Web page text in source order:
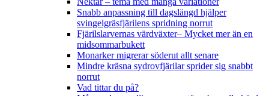
Snabb anpassning till dagslängd hjälper
svingelgräsfjärilens spridning norrut
Fjärilslarvernas värdväxter– Mycket mer än en
midsommarbukett
Monarker migrerar söderut allt senare
Mindre kräsna sydrovfjärilar sprider sig snabbt
norrut
Vad tittar du på?